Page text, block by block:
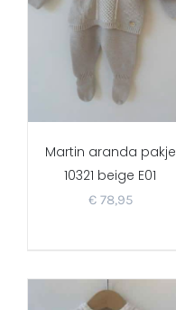
Martin aranda pakje
10321 beige E01
€78,95